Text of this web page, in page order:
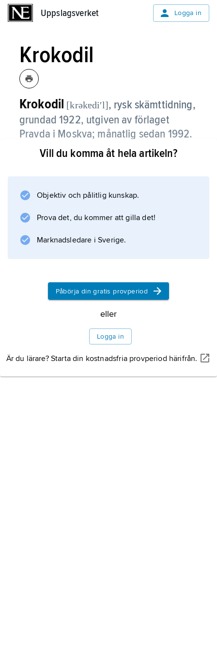
Uppslagsverket Logga in
Krokodil
Krokodil [krəkɐdiʹl], rysk skämttidning,
grundad 1922, utgiven av förlaget
Pravda i Moskva; månatlig sedan 1992.
Med bidrag från flera framstående författare
samhället. Fram till 1985 var satiren tämligen
ställningstagande för demokrati, med hård
samhällskritik.
Information om artikeln
Vill du komma åt hela artikeln?
Objektiv och pålitlig kunskap.
Prova det, du kommer att gilla det!
Marknadsledare i Sverige.
Påbörja din gratis provperiod
eller
Logga in
Är du lärare? Starta din kostnadsfria provperiod härifrån.